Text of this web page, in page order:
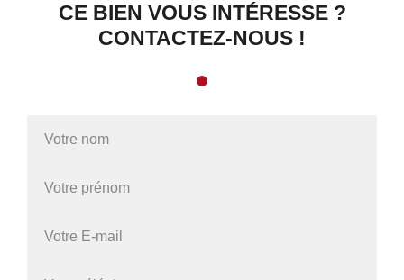
CE BIEN VOUS INTÉRESSE ?
CONTACTEZ-NOUS !